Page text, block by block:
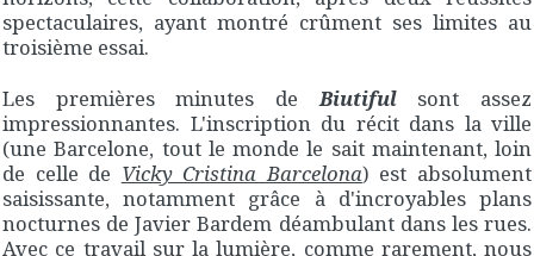
spectaculaires, ayant montré crûment ses limites au
troisième essai.
Les premières minutes deBiutifulsont assez
impressionnantes. L'inscription du récit dans la ville
(une Barcelone, tout le monde le sait maintenant, loin
de celle de Vicky Cristina Barcelona) est absolument
saisissante, notamment grâce à d'incroyables plans
nocturnes de Javier Bardem déambulant dans les rues.
Avec ce travail sur la lumière, comme rarement, nous